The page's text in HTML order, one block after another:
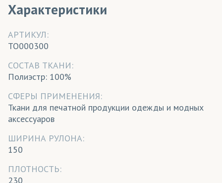
Характеристики
АРТИКУЛ:
TO000300
CОСТАВ ТКАНИ:
Полиэстр: 100%
СФЕРЫ ПРИМЕНЕНИЯ:
Ткани для печатной продукции одежды и модных
аксессуаров
ШИРИНА РУЛОНА:
150
ПЛОТНОСТЬ:
230